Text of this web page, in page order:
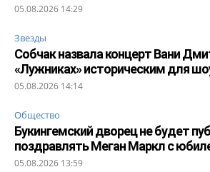
05.08.2026 14:29
Звезды
Собчак назвала концерт Вани
«Лужниках» историческим для
05.08.2026 14:14
Общество
Букингемский дворец не будет
поздравлять Меган Маркл с
05.08.2026 13:59